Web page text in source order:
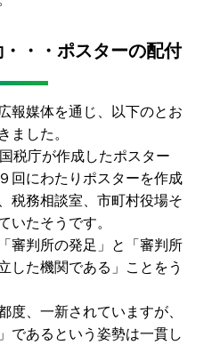
・・ポスターの配付
報媒体を通じ、以下のとお
ました。
税庁が作成したポスター
回にわたりポスターを作成
税務相談室、市町村役場そ
いたそうです。
審判所の発足」と「審判所
した機関である」ことをう
度、一新されていますが、
であるという姿勢は一貫し